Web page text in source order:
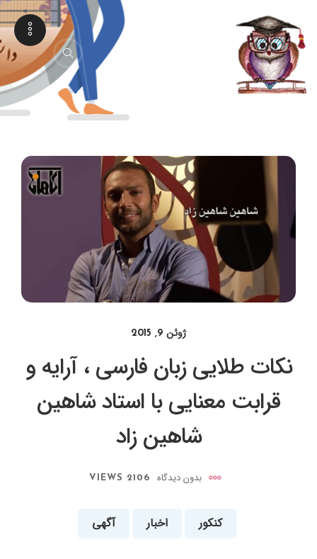
ژوئن 9, 2015
نکات طلایی زبان فارسی ، آرایه و
قرابت معنایی با استاد شاهین
شاهین زاد
بدون دیدگاه 2106 VIEWS
آگهی اخبار کنکور